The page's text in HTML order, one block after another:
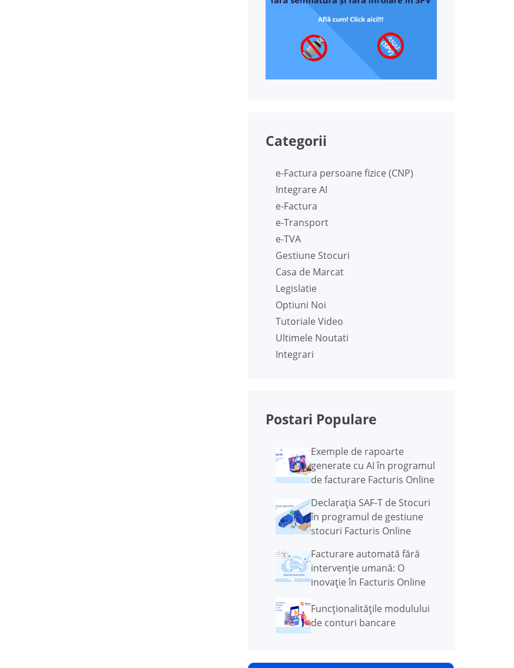
Categorii
e-Factura persoane fizice (CNP)
Integrare AI
e-Factura
e-Transport
e-TVA
Gestiune Stocuri
Casa de Marcat
Legislatie
Optiuni Noi
Tutoriale Video
Ultimele Noutati
Integrari
Postari Populare
Exemple de rapoarte
generate cu AI în programul
de facturare Facturis Online
Declarația SAF-T de Stocuri
în programul de gestiune
stocuri Facturis Online
Facturare automată fără
intervenție umană: O
inovație în Facturis Online
Funcţionalităţile modulului
de conturi bancare